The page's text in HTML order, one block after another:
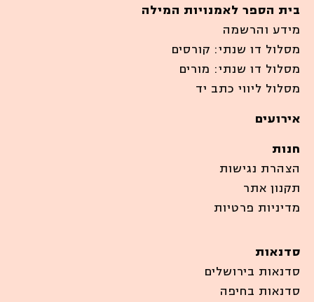
בית הספר לאמנויות המילה
מידע והרשמה
מסלול דו שנתי: קורסים
מסלול דו שנתי: מורים
מסלול ליווי כתב יד
אירועים
חנות
הצהרת נגישות
תקנון אתר
מדיניות פרטיות
סדנאות
סדנאות בירושלים
סדנאות בחיפה